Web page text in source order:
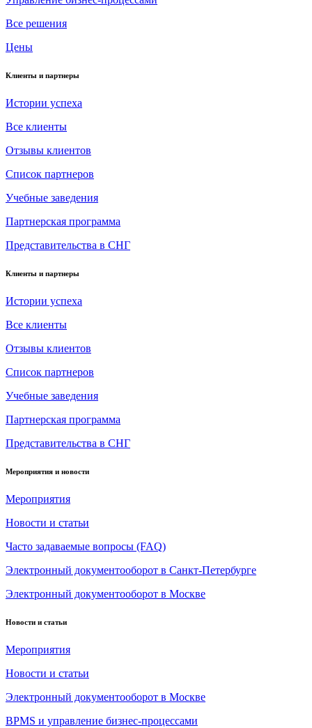
Все решения
Цены
Клиенты и партнеры
Истории успеха
Все клиенты
Отзывы клиентов
Список партнеров
Учебные заведения
Партнерская программа
Представительства в СНГ
Клиенты и партнеры
Истории успеха
Все клиенты
Отзывы клиентов
Список партнеров
Учебные заведения
Партнерская программа
Представительства в СНГ
Мероприятия и новости
Мероприятия
Новости и статьи
Часто задаваемые вопросы (FAQ)
Электронный документооборот в Санкт-Петербурге
Электронный документооборот в Москве
Новости и статьи
Мероприятия
Новости и статьи
Электронный документооборот в Москве
BPMS и управление бизнес-процессами